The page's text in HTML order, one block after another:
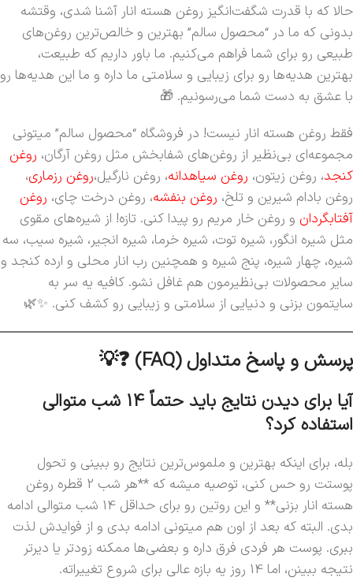
حالا که با قدرت شگفت‌انگیز روغن هسته انار آشنا شدی، وقتشه
بدونی که ما در “محصول سالم” بهترین و خالص‌ترین روغن‌های
طبیعی رو برای شما فراهم می‌کنیم. ما باور داریم که طبیعت،
بهترین هدیه‌ها رو برای زیبایی و سلامتی ما داره و ما این هدیه‌ها رو
با عشق به دست شما می‌رسونیم. 🎁
فقط روغن هسته انار نیست! در فروشگاه “محصول سالم” میتونی
مجموعه‌ای بی‌نظیر از روغن‌های شفابخش مثل روغن آرگان، روغن
کنجد، روغن زیتون، روغن سیاهدانه، روغن نارگیل،روغن رزماری،
روغن بادام شیرین و تلخ، روغن بنفشه، روغن درخت چای، روغن
آفتابگردان و روغن خار مریم رو پیدا کنی. تازه! از شیره‌های مقوی
مثل شیره انگور، شیره توت، شیره خرما، شیره انجیر، شیره سیب، سه
شیره، چهار شیره، پنج شیره و همچنین رب انار محلی و ارده کنجد و
سایر محصولات بی‌نظیرمون هم غافل نشو. کافیه یه سر به
سایتمون بزنی و دنیایی از سلامتی و زیبایی رو کشف کنی. ✨🌿
پرسش و پاسخ متداول (FAQ) ❓💡
آیا برای دیدن نتایج باید حتماً 14 شب متوالی
استفاده کرد؟
بله، برای اینکه بهترین و ملموس‌ترین نتایج رو ببینی و تحول
پوستت رو حس کنی، توصیه میشه که **هر شب 2 قطره روغن
هسته انار بزنی** و این روتین رو برای حداقل 14 شب متوالی ادامه
بدی. البته که بعد از اون هم میتونی ادامه بدی و از فوایدش لذت
ببری. پوست هر فردی فرق داره و بعضی‌ها ممکنه زودتر یا دیرتر
نتیجه ببینن، اما 14 روز یه بازه عالی برای شروع تغییراته.